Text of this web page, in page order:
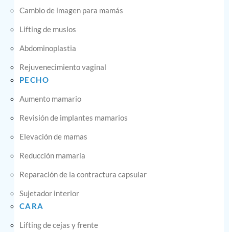
Cambio de imagen para mamás
Lifting de muslos
Abdominoplastia
Rejuvenecimiento vaginal
PECHO
Aumento mamario
Revisión de implantes mamarios
Elevación de mamas
Reducción mamaria
Reparación de la contractura capsular
Sujetador interior
CARA
Lifting de cejas y frente